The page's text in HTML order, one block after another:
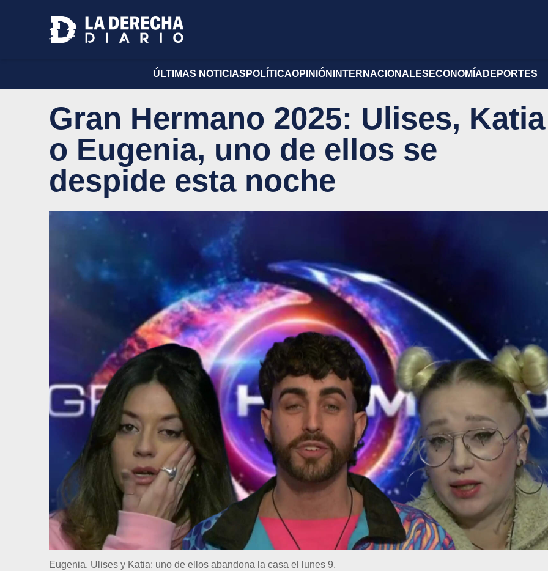
ÚLTIMAS NOTICIAS POLÍTICAOPINIÓN INTERNACIONALES ECONOMÍA DEPORTES
Gran Hermano 2025: Ulises, Katia
o Eugenia, uno de ellos se
despide esta noche
Eugenia, Ulises y Katia: uno de ellos abandona la casa el lunes 9.